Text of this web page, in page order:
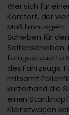
Wer sich für
Komfort, der
Maß
Scheiben für
Seitenscheiben.
ferngesteuerte
des Fahrzeugs.
mitsamt
kurzerhand die
einen
Kleinstwagen